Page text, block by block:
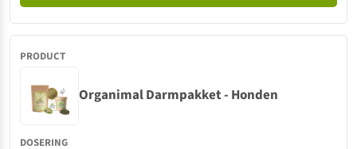
Organimal Darmpakket - Honden